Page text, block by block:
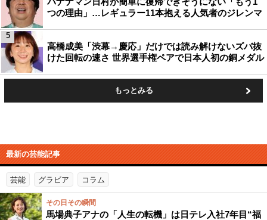
つの理由」…レギュラー11本抱える人気者のジレンマ
高橋成美「渋幕→慶応」だけでは読み解けないズバ抜
けた回転の速さ 世界選手権ペアで日本人初の銅メダル
5
もっとみる
最新の芸能記事
芸能 グラビア コラム
その日その瞬間
馬場典子アナの「人生の転機」は日テレ入社7年目“福